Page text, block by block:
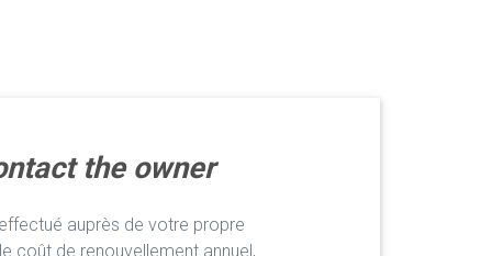
the owner
auprès de votre propre
coût de renouvellement annuel,